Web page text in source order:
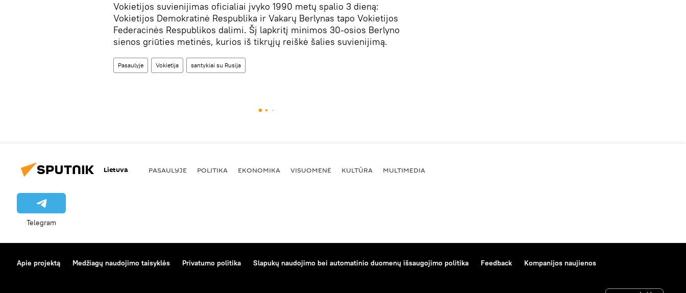
Vokietijos suvienijimas oficialiai įvyko 1990 metų spalio 3 dieną:
Vokietijos Demokratinė Respublika ir Vakarų Berlynas tapo Vokietijos
Federacinės Respublikos dalimi. Šį lapkritį minimos 30-osios Berlyno
sienos griūties metinės, kurios iš tikrųjų reiškė šalies suvienijimą.
Pasaulyje Vokietija santykiai su Rusija
Lietuva PASAULYJE POLITIKA EKONOMIKA VISUOMENĖ KULTŪRA MULTIMEDIA
Telegram
Apie projektą Medžiagų naudojimo taisyklės Privatumo politika Slapukų naudojimo bei automatinio duomenų išsaugojimo politika Feedback Kompanijos naujienos